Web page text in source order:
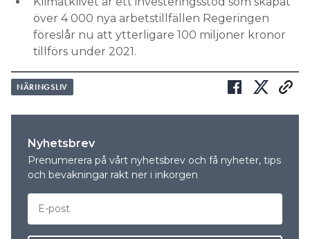
över 4 000 nya arbetstillfällen Regeringen
föreslår nu att ytterligare 100 miljoner kronor
tillförs under 2021.
NÄRINGSLIV
Nyhetsbrev
Prenumerera på vårt nyhetsbrev och få nyheter, tips
och bevakningar rakt ner i inkorgen